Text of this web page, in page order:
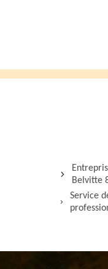
Belvitte
Service